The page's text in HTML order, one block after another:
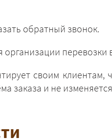
обратный звонок.
перевозки
своим клиентам,
заказа и не